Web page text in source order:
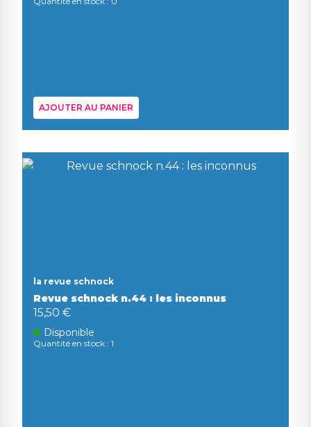
AJOUTER AU PANIER
la revue schnock
Revue schnock n.44 : les inconnus
15,50 €
Disponible
Quantité en stock : 1